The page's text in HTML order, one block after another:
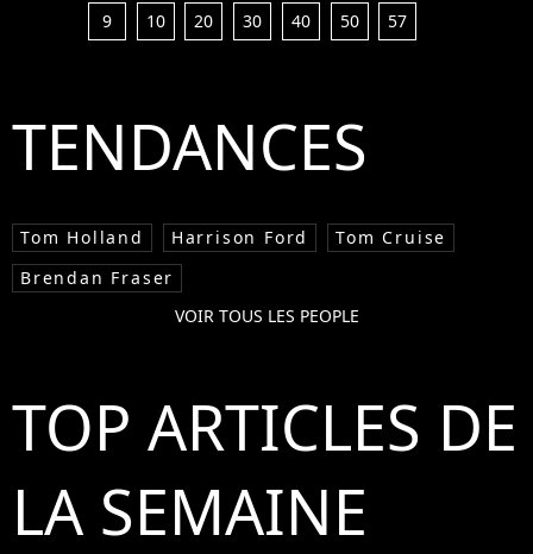
9
10 20 30 40 50 57
TENDANCES
Tom Holland Harrison Ford
Tom Cruise
Brendan Fraser
VOIR TOUS LES PEOPLE
TOP ARTICLES DE
LA SEMAINE